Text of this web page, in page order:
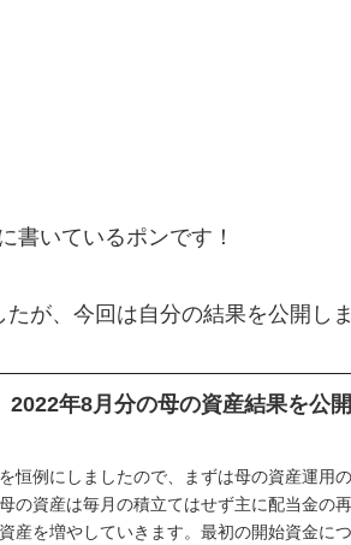
書いているポンです！
が、今回は自分の結果を公開しま
2022年8月分の母の資産結果を公
恒例にしましたので、まずは母の資産運用
の資産は毎月の積立てはせず主に配当金の
産を増やしていきます。最初の開始資金に